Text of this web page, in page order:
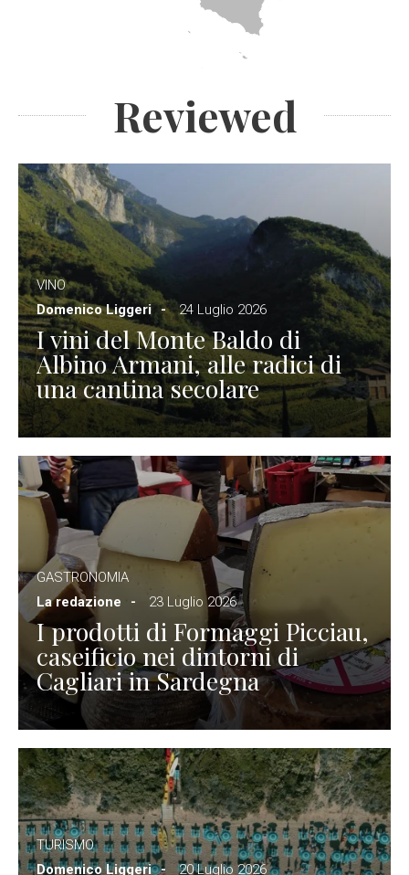
Reviewed
VINO
Domenico Liggeri
24 Luglio 2026
I vini del Monte Baldo di
Albino Armani, alle radici di
una cantina secolare
GASTRONOMIA
La redazione
23 Luglio 2026
I prodotti di Formaggi Picciau,
caseificio nei dintorni di
Cagliari in Sardegna
TURISMO
Domenico Liggeri
20 Luglio 2026